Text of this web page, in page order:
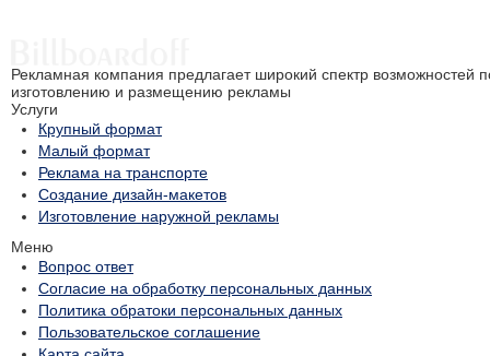
Рекламная компания предлагает широкий спектр возможностей
изготовлению и размещению рекламы
Услуги
Крупный формат
Малый формат
Реклама на транспорте
Создание дизайн-макетов
Изготовление наружной рекламы
Меню
Вопрос ответ
Согласие на обработку персональных данных
Политика обратоки персональных данных
Пользовательское соглашение